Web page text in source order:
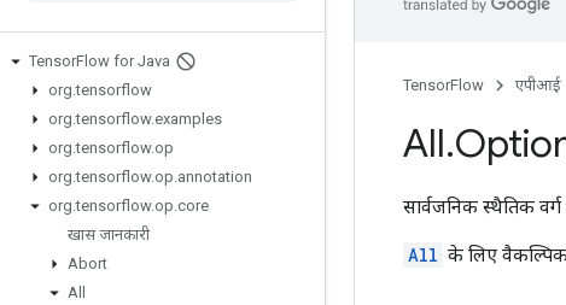
TensorFlow for Java
org.tensorflow
org.tensorflow.examples
org.tensorflow.op
org.tensorflow.op.annotation
org.tensorflow.op.core
खास जानकारी
Abort
All
TensorFlow एपीआई
All.
सार्वजनिक स्थैतिक वर्ग
All के लिए